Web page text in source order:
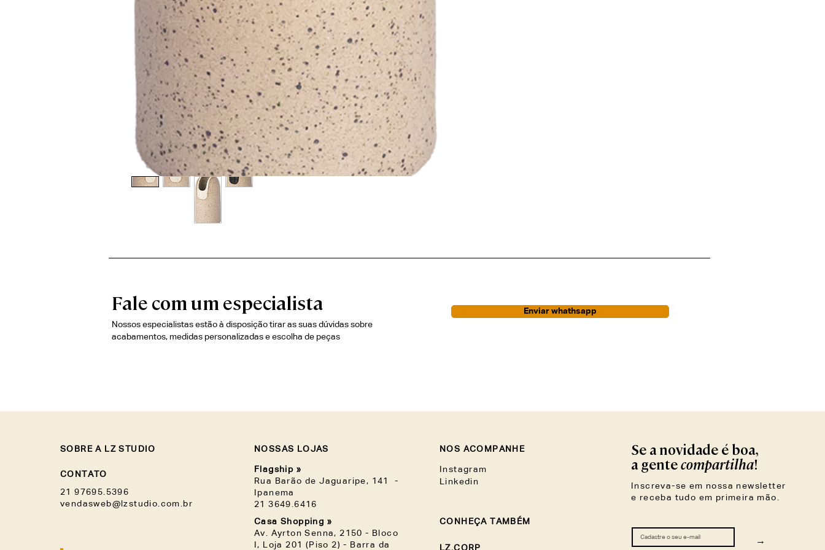
Fale com um especialista
Nossos especialistas estão à disposição tirar as suas dúvidas sobre
acabamentos, medidas personalizadas e escolha de peças
Enviar whathsapp
SOBRE A LZ STUDIO
CONTATO
21 97695.5396
vendasweb@lzstudio.com.br
NOSSAS LOJAS
Flagship »
Rua Barão de Jaguaripe, 141 -
Ipanema
21 3649.6416
Casa Shopping »
Av. Ayrton Senna, 2150 - Bloco
I, Loja 201 (Piso 2) - Barra da
NOS ACOMPANHE
Instagram
Linkedin
CONHEÇA TAMBÉM
LZ.CORP
Se a novidade é boa,
a gentecompartilha!
Inscreva-se em nossa newsletter
e receba tudo em primeira mão.
→